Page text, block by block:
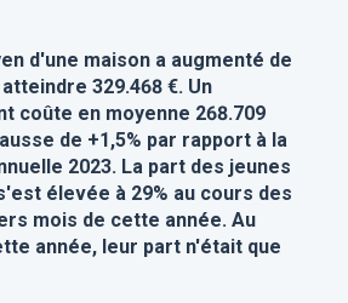
d'une maison a augmenté de
329.468 €. Un
coûte en moyenne 268.709
de +1,5% par rapport à la
2023. La part des jeunes
élevée à 29% au cours des
mois de cette année. Au
année, leur part n'était que